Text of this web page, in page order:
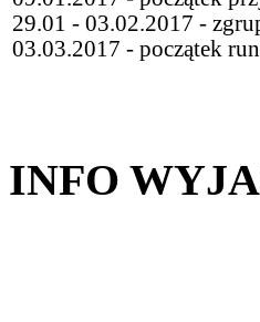
29.01 - 03.02.2017 -
03.03.2017 - początek
INFO